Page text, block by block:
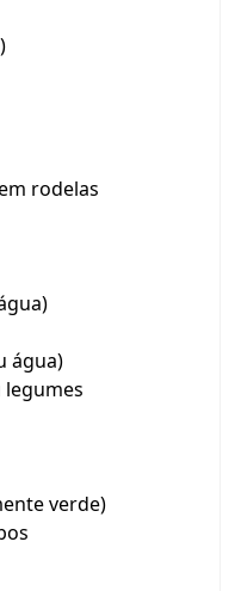
rodelas
água)
verde)